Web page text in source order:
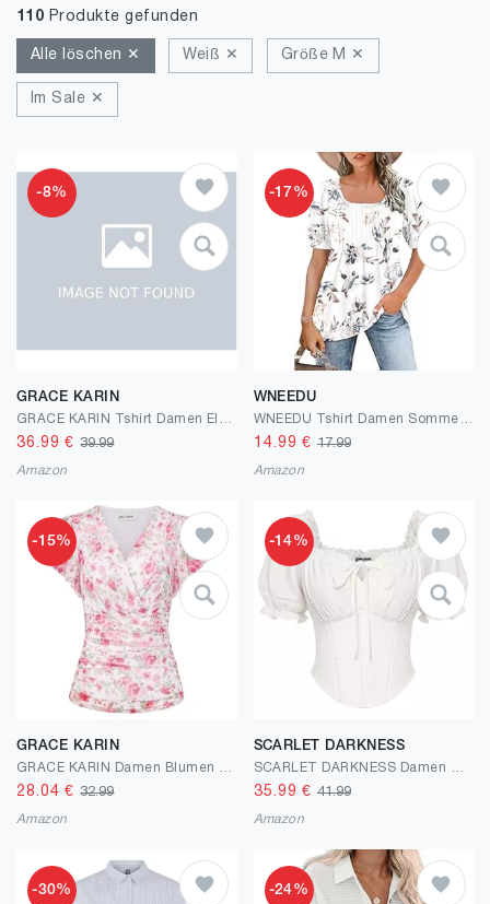
110 Produkte gefunden
Alle löschen ✕ Weiß ✕ Größe M ✕
Im Sale ✕
-8%
GRACE KARIN
36.99 €39.99
Amazon
-17%
WNEEDU
14.99 € 17.99
Amazon
-15%
GRACE KARIN
28.04 €32.99
Amazon
-14%
SCARLET DARKNESS
35.99 € 41.99
Amazon
-30% -24%